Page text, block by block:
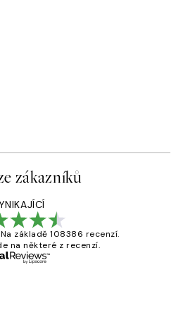
zákazníků
Na základě 108386 recenzí.
na některé z recenzí.